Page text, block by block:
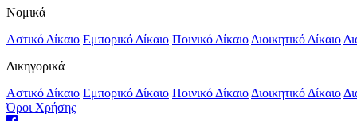
Νομικά
Αστικό Δίκαιο Εμπορικό Δίκαιο Ποινικό Δίκαιο Διοικητικό Δίκαιο
Δικηγορικά
Αστικό Δίκαιο Εμπορικό Δίκαιο Ποινικό Δίκαιο Διοικητικό Δίκαιο
Όροι Χρήσης